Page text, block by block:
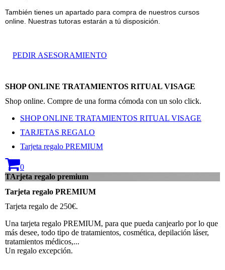
También tienes un apartado para compra de nuestros cursos
online. Nuestras tutoras estarán a tú disposición.
PEDIR ASESORAMIENTO
SHOP ONLINE TRATAMIENTOS RITUAL VISAGE
Shop online. Compre de una forma cómoda con un solo click.
SHOP ONLINE TRATAMIENTOS RITUAL VISAGE
TARJETAS REGALO
Tarjeta regalo PREMIUM
0
TArjeta regalo premium
Tarjeta regalo PREMIUM
Tarjeta regalo de 250€.
Una tarjeta regalo PREMIUM, para que pueda canjearlo por lo que
más desee, todo tipo de tratamientos, cosmética, depilación láser,
tratamientos médicos,...
Un regalo excepción.